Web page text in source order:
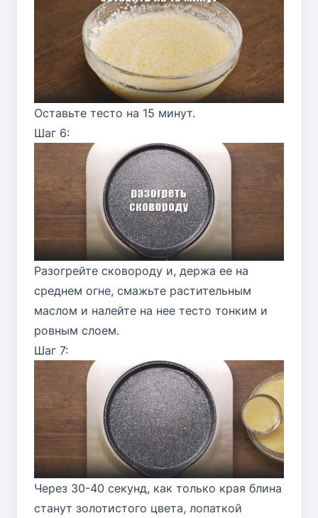
Оставьте тесто на 15 минут.
Шаг 6:
Разогрейте сковороду и, держа ее на
среднем огне, смажьте растительным
маслом и налейте на нее тесто тонким и
ровным слоем.
Шаг 7:
Через 30-40 секунд, как только края блина
станут золотистого цвета, лопаткой